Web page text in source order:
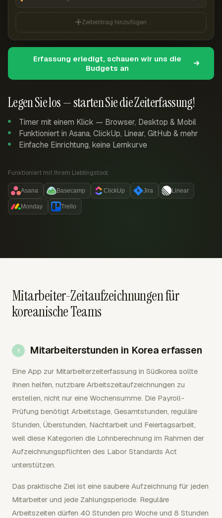
Legen Sie los — starten Sie die Zeiterfassung!
Timer mit einem Klick — Browser, Desktop & Mobil
Funktioniert in Asana, ClickUp, Linear, GitHub & mehr
Einfache Einrichtung, keine Lernkurve
Funktioniert mit Ihrem Lieblingstool:
Asana Basecamp ClickUp Jira Linear
Monday Trello
Zeiteintrag hinzufügen
Erfassung erledigt, schauen wir uns die
Budgets an
Mitarbeiter-Zeitaufzeichnungen für
koreanische Teams
Mitarbeiterstunden in Korea erfassen
Eine App zur Mitarbeiterzeiterfassung in Südkorea sollte
Ihnen helfen, nutzbare Arbeitszeitaufzeichnungen zu
erstellen, nicht nur eine Wochensumme. Die Payroll-
Prüfung benötigt Arbeitstage, Gesamtstunden, reguläre
Stunden, Überstunden, Nachtarbeit und Feiertagsarbeit,
weil diese Kategorien die Lohnberechnung im Rahmen der
Aufzeichnungspflichten des Labor Standards Act
unterstützen.
Das praktische Ziel ist eine saubere Aufzeichnung für jeden
Mitarbeiter und jede Zahlungsperiode. Reguläre
Arbeitszeiten dürfen 40 Stunden pro Woche und 8 Stunden